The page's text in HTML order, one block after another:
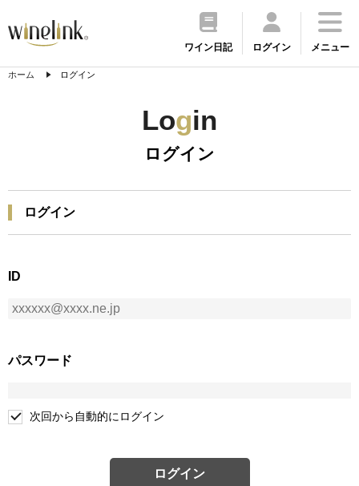
ワイン日記 ログイン メニュー
ホーム ログイン
Login
ログイン
ログイン
ID
パスワード
次回から自動的にログイン
ログイン